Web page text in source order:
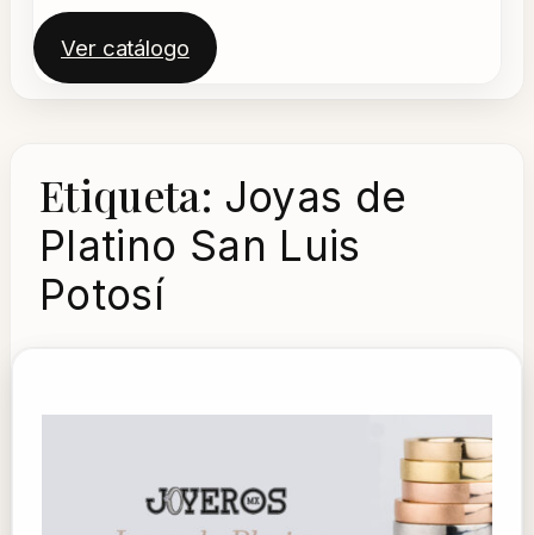
Ver catálogo
Etiqueta: Joyas de
Platino San Luis
Potosí